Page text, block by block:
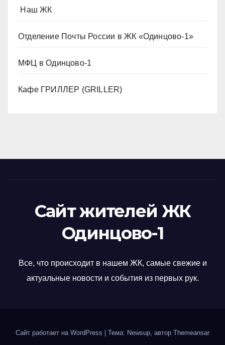
️ Наш ЖК
Отделение Почты России в ЖК «Одинцово-1»
МФЦ в Одинцово-1
Кафе ГРИЛЛЕР (GRILLER)
Сайт жителей ЖК
Одинцово-1
Все, что происходит в нашем ЖК, самые свежие и
актуальные новости и события из первых рук.
Сайт работает на WordPress Тема: Newsup, автор Themeansar